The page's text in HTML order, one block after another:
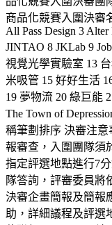
商品化競賽入圍決審
All Pass Design 3
JINTAO 8 JKLab 9
視覺光學實驗室 13
米吸管 15 好好生活
19 夢物流 20 綠巨能
The Town of
稱筆劃排序 決審注
報審查，入圍團隊須
指定評選地點進行7
隊答詢，評審委員將
決審企畫簡報及簡報
助，詳細議程及評選